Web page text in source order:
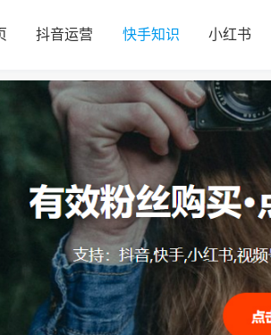
抖音运营 快手知识 小红书